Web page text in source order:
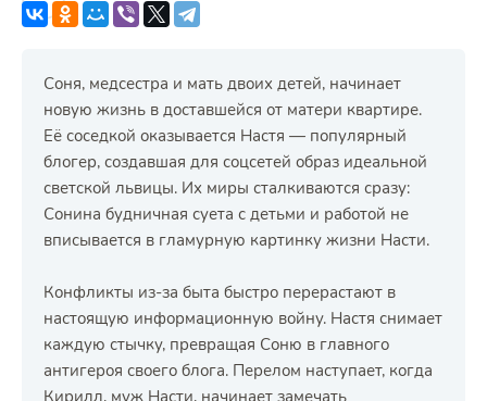
Соня, медсестра и мать двоих детей, начинает
новую жизнь в доставшейся от матери квартире.
Её соседкой оказывается Настя — популярный
блогер, создавшая для соцсетей образ идеальной
светской львицы. Их миры сталкиваются сразу:
Сонина будничная суета с детьми и работой не
вписывается в гламурную картинку жизни Насти.
Конфликты из-за быта быстро перерастают в
настоящую информационную войну. Настя снимает
каждую стычку, превращая Соню в главного
антигероя своего блога. Перелом наступает, когда
Кирилл, муж Насти, начинает замечать